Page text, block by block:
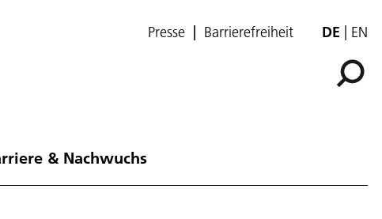
Presse Barrierefreiheit DE EN
& Nachwuchs